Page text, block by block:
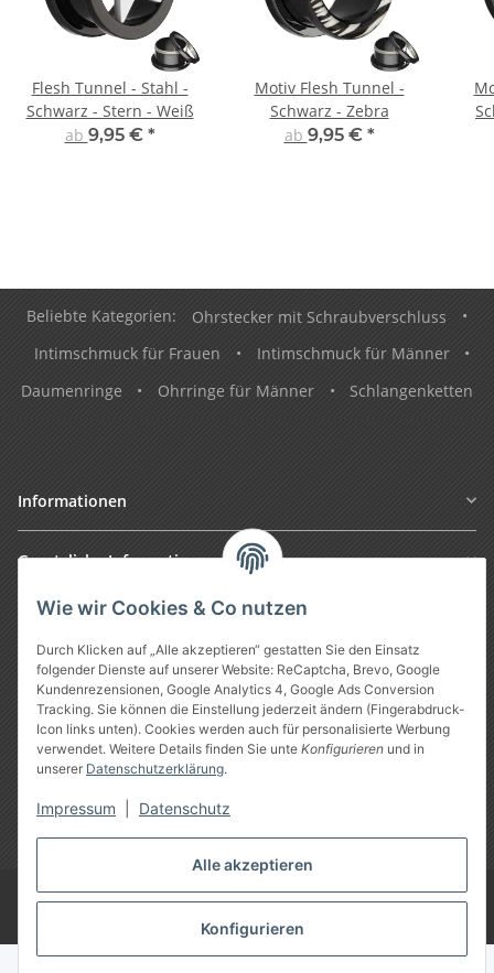
Alle akzeptieren
Konfigurieren
Wie wir Cookies & Co nutzen
Durch Klicken auf „Alle akzeptieren“ gestatten Sie den Einsatz
folgender Dienste auf unserer Website: ReCaptcha, Brevo, Google
Kundenrezensionen, Google Analytics 4, Google Ads Conversion
Tracking. Sie können die Einstellung jederzeit ändern (Fingerabdruck-
Icon links unten). Cookies werden auch für personalisierte Werbung
verwendet. Weitere Details finden Sie unte Konfigurieren und in
unserer Datenschutzerklärung.
Impressum Datenschutz
Flesh Tunnel - Stahl -
Schwarz - Stern - Weiß
ab 9,95 € *
Motiv Flesh Tunnel -
Schwarz - Zebra
ab 9,95 € *
Beliebte Kategorien: Ohrstecker mit Schraubverschluss
•
Intimschmuck für Frauen
• Intimschmuck für Männer
•
Daumenringe
• Ohrringe für Männer • Schlangenketten
Informationen
Gesetzliche Informationen
Vertrag widerrufen
* Alle Preise inkl. gesetzlicher USt., zzgl.Versand
Google Analytics deaktivieren